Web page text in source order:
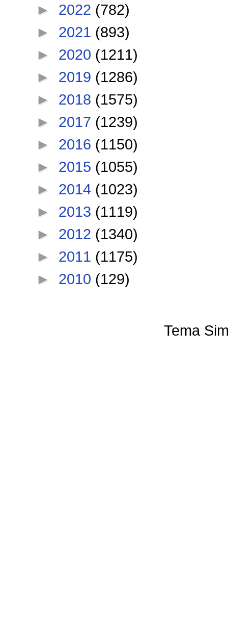
► 2022 (782)
► 2021 (893)
► 2020 (1211)
► 2019 (1286)
► 2018 (1575)
► 2017 (1239)
► 2016 (1150)
► 2015 (1055)
► 2014 (1023)
► 2013 (1119)
► 2012 (1340)
► 2011 (1175)
► 2010 (129)
Tema